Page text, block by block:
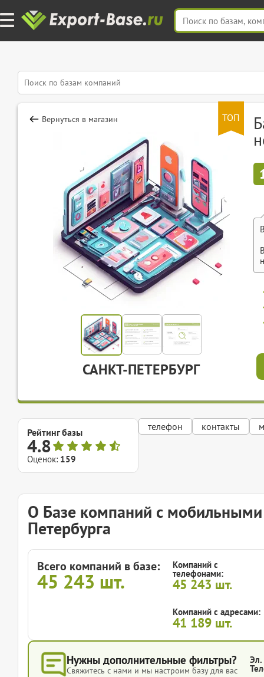
ТОП
Вернуться в магазин
САНКТ-ПЕТЕРБУРГ
Рейтинг базы
4.8
Оценок: 159
телефон контакты
О Базе компаний с
Петербурга
Всего компаний в базе:
45 243 шт.
Компаний с
телефонами:
45 243 шт.
Компаний с адресами:
41 189 шт.
Нужны дополнительные фильтры?
Свяжитесь с нами и мы настроим базу для вас
Эл.